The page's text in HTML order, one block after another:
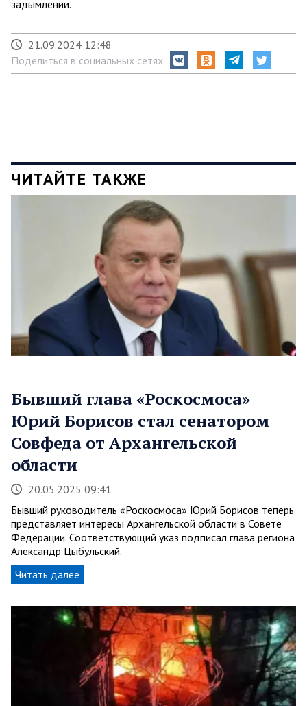
задымлении.
21.09.2024 12:48
Поделиться в социальных сетях
ЧИТАЙТЕ ТАКЖЕ
Бывший глава «Роскосмоса»
Юрий Борисов стал сенатором
Совфеда от Архангельской
области
20.05.2025 09:41
Бывший руководитель «Роскосмоса» Юрий Борисов теперь
представляет интересы Архангельской области в Совете
Федерации. Соответствующий указ подписал глава региона
Александр Цыбульский.
Читать далее